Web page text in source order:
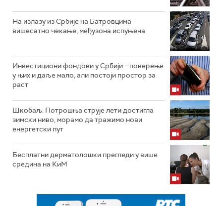
На излазу из Србије на Батровцима
вишесатно чекање, међузона испуњена
Инвестициони фондови у Србији – поверење
у њих и даље мало, али постоји простор за
раст
Шкобаљ: Потрошња струје лети достигла
зимски ниво, морамо да тражимо нови
енергетски пут
Бесплатни дерматолошки прегледи у више
средина на КиМ